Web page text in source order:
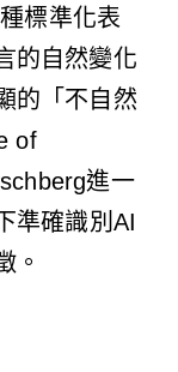
標準化表
的自然變化
的「不自然
of
進一
準確識別AI
。